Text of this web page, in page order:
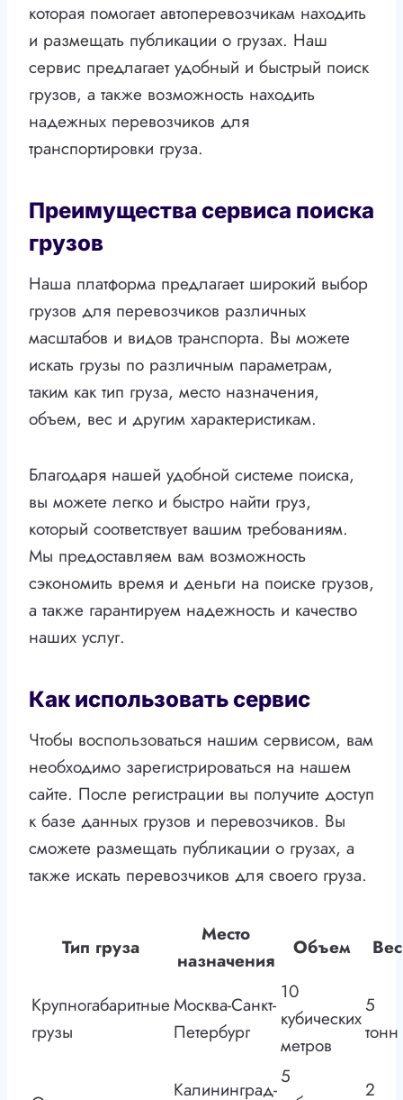
которая помогает автоперевозчикам находить
и размещать публикации о грузах. Наш
сервис предлагает удобный и быстрый поиск
грузов, а также возможность находить
надежных перевозчиков для
транспортировки груза.
Преимущества сервиса поиска
грузов
Наша платформа предлагает широкий выбор
грузов для перевозчиков различных
масштабов и видов транспорта. Вы можете
искать грузы по различным параметрам,
таким как тип груза, место назначения,
объем, вес и другим характеристикам.
Благодаря нашей удобной системе поиска,
вы можете легко и быстро найти груз,
который соответствует вашим требованиям.
Мы предоставляем вам возможность
сэкономить время и деньги на поиске грузов,
а также гарантируем надежность и качество
наших услуг.
Как использовать сервис
Чтобы воспользоваться нашим сервисом, вам
необходимо зарегистрироваться на нашем
сайте. После регистрации вы получите доступ
к базе данных грузов и перевозчиков. Вы
сможете размещать публикации о грузах, а
также искать перевозчиков для своего груза.
Тип груза
Место
назначения
Объем Вес
Крупногабаритные
грузы
Москва-Санкт-
Петербург
10
кубических
метров
5
тонн
Калининград-
5
2